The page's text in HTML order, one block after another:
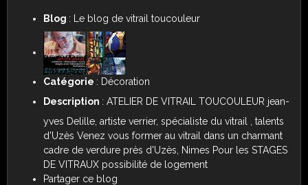
Blog : Le blog de vitrail toucouleur
Catégorie : Décoration
Description : ATELIER DE VITRAIL TOUCOULEUR jean-
yves Delille, artiste verrier, spécialiste du vitrail , talents
d'Uzès Venez vous former au vitrail dans un charmant
cadre de verdure près d'Uzès, Nimes Pour les STAGES
DE VITRAUX possibilité de logement
Partager ce blog